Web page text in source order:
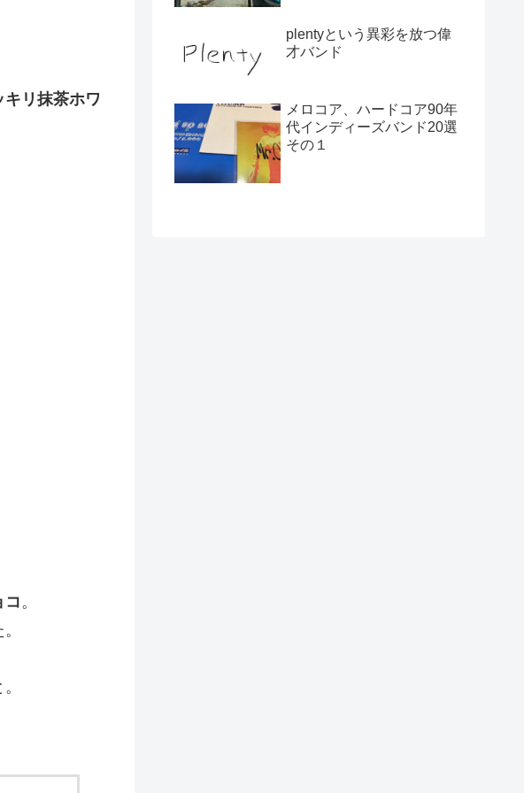
キリ抹茶ホワ
コ。
plentyという異彩を放つ偉
才バンド
メロコア、ハードコア90年
代インディーズバンド20選
その１